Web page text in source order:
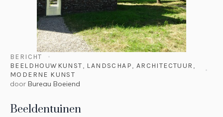
BERICHT
BEELDHOUWKUNST, LANDSCHAP, ARCHITECTUUR ,
MODERNE KUNST
door Bureau Boeiend
Beeldentuinen